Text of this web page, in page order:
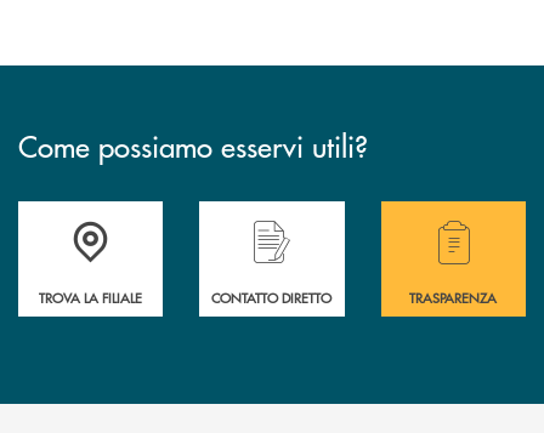
Come possiamo esservi utili?
Accedi all' elenco completo delle filiali .
TROVA LA FILIALE CONTATTO DIRETTO
Hai bisogno di
TRASPARENZA